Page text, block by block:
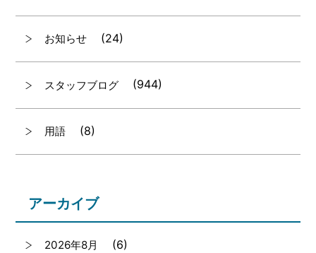
お知らせ (24)
スタッフブログ (944)
用語 (8)
アーカイブ
2026年8月 (6)